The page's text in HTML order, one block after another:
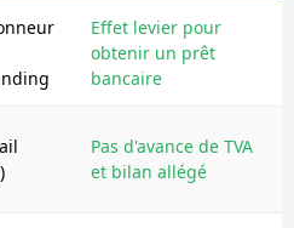
Effet levier pour
obtenir un prêt
bancaire
Pas d'avance de TVA
et bilan allégé